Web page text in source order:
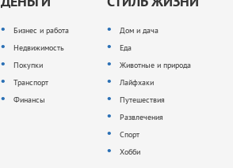
Бизнес и работа
Недвижимость
Покупки
Транспорт
Финансы
Дом и дача
Еда
Животные и природа
Лайфхаки
Путешествия
Развлечения
Спорт
Хобби